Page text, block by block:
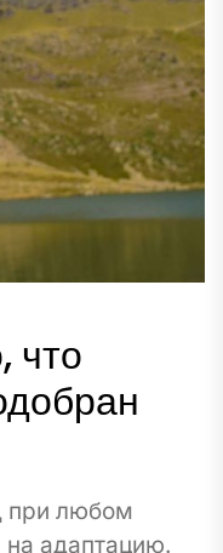
что
при любом
на адаптацию.